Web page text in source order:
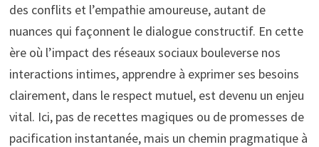
des conflits et l’empathie amoureuse, autant de
nuances qui façonnent le dialogue constructif. En cette
ère où l’impact des réseaux sociaux bouleverse nos
interactions intimes, apprendre à exprimer ses besoins
clairement, dans le respect mutuel, est devenu un enjeu
vital. Ici, pas de recettes magiques ou de promesses de
pacification instantanée, mais un chemin pragmatique à